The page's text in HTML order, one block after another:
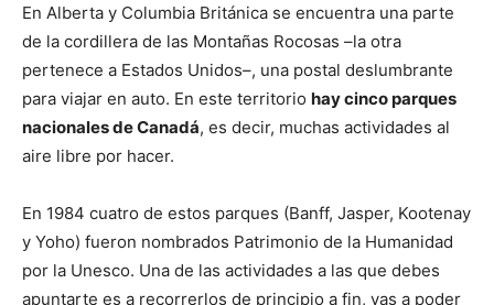
En Alberta y Columbia Británica se encuentra una parte
de la cordillera de las Montañas Rocosas –la otra
pertenece a Estados Unidos–, una postal deslumbrante
para viajar en auto. En este territorio hay cinco parques
nacionales de Canadá, es decir, muchas actividades al
aire libre por hacer.
En 1984 cuatro de estos parques (Banff, Jasper, Kootenay
y Yoho) fueron nombrados Patrimonio de la Humanidad
por la Unesco. Una de las actividades a las que debes
apuntarte es a recorrerlos de principio a fin, vas a poder